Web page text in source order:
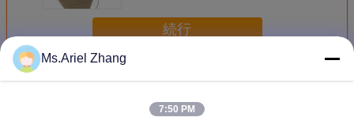
続行
多くポリプロピレンの麻ひも
Ms.Ariel Zhang
7:50 PM